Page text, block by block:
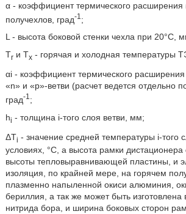
α - коэффициент термического расширения
получехлов, град-1 ;
L - высота боковой стенки чехла при 20°С,
Trи Тх- горячая и холодная температуры
αi - коэффициент термического
«n» и «р»-ветви (расчет ведется отдельно
град-1 ;
hi - толщина i-того слоя ветви, мм;
ΔTi - значение средней температуры i-того
условиях, °С, а высота рамки дистационера
высоты тепловыравнивающей пластины, и
изоляция, по крайней мере, на горячем
плазменно напыленной окиси алюминия,
бериллия, а так же может быть изготовлена
нитрида бора, и ширина боковых сторон